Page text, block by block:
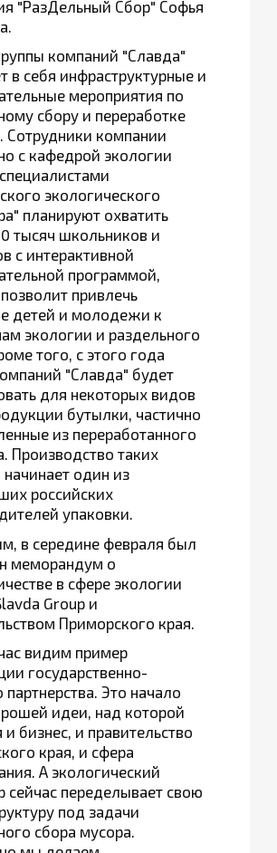
"РазДельный Сбор" Софья
компаний "Славда"
в себя инфраструктурные и
мероприятия по
сбору и переработке
Сотрудники компании
с кафедрой экологии
экологического
планируют охватить
тысяч школьников и
с интерактивной
программой,
привлечь
детей и молодежи к
экологии и раздельного
того, с этого года
"Славда" будет
для некоторых видов
бутылки, частично
из переработанного
Производство таких
один из
российских
упаковки.
в середине февраля был
меморандум о
в сфере экологии
Group и
Приморского края.
видим пример
государственно-
партнерства. Это начало
идеи, над которой
и бизнес, и правительство
края, и сфера
А экологический
сейчас переделывает свою
под задачи
сбора мусора.